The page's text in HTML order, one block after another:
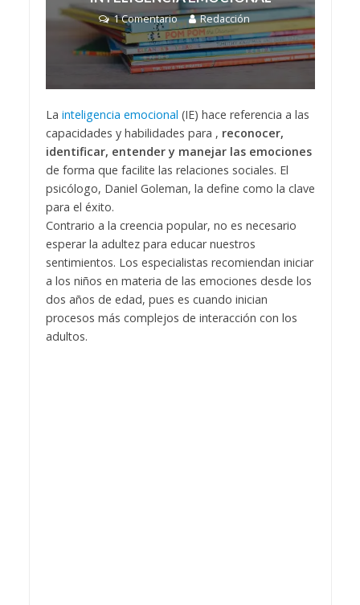
1 Comentario Redacción
La inteligencia emocional (IE) hace referencia a las
capacidades y habilidades para , reconocer,
identificar, entender y manejar las emociones
de forma que facilite las relaciones sociales. El
psicólogo, Daniel Goleman, la define como la clave
para el éxito.
Contrario a la creencia popular, no es necesario
esperar la adultez para educar nuestros
sentimientos. Los especialistas recomiendan iniciar
a los niños en materia de las emociones desde los
dos años de edad, pues es cuando inician
procesos más complejos de interacción con los
adultos.